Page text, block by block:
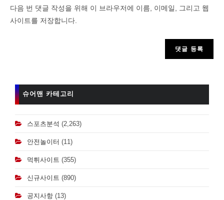
다음 번 댓글 작성을 위해 이 브라우저에 이름, 이메일, 그리고 웹
사이트를 저장합니다.
슈어맨 카테고리
스포츠분석 (2,263)
안전놀이터 (11)
먹튀사이트 (355)
신규사이트 (890)
공지사항 (13)